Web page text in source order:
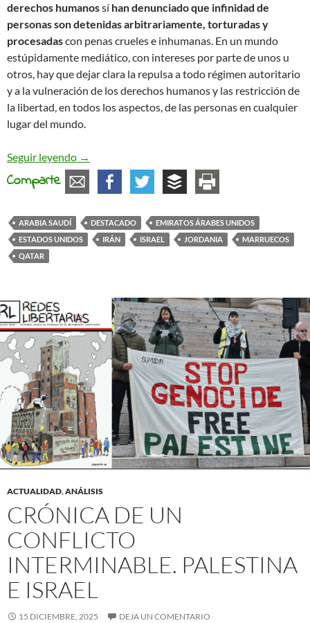
derechos humanossí han denunciado que infinidad de
personas son detenidas arbitrariamente, torturadas y
procesadascon penas crueles e inhumanas. En un mundo
estúpidamente mediático, con intereses por parte de unos u
otros, hay que dejar clara la repulsa a todo régimen autoritario
y a la vulneración de los derechos humanos y las restricción de
la libertad, en todos los aspectos, de las personas en cualquier
lugar del mundo.
Seguir leyendo La dictadura iraní y la hipocresía de Occidente
→
Comparte
ARABIA SAUDÍ DESTACADO
EMIRATOS ÁRABES UNIDOS
ESTADOS UNIDOS
IRÁN ISRAEL JORDANIA
MARRUECOS
QATAR
ACTUALIDAD,ANÁLISIS
CRÓNICA DE UN
CONFLICTO I
NTERMINABLE. PALESTINA E
ISRAEL
15 DICIEMBRE, 2025 DEJA UN COMENTARIO